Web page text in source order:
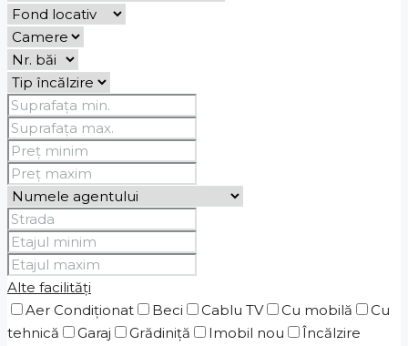
Alte facilități
Aer Condiționat
Beci Cablu TV Cu mobilă
Cu
tehnică
Garaj Grădiniţă Imobil nou
Încălzire